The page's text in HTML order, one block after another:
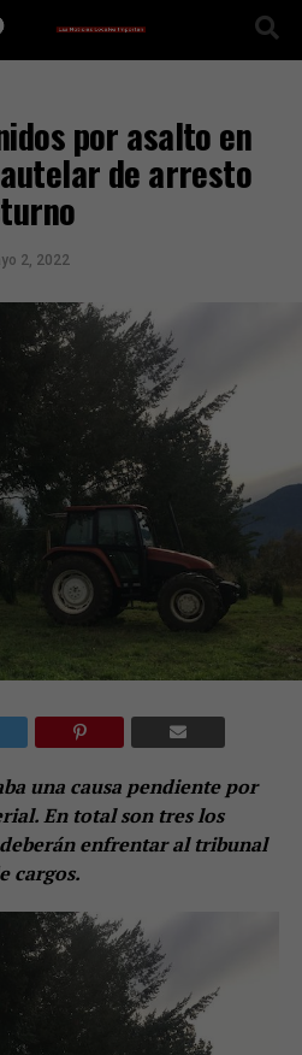
por asalto en
de arresto
2, 2022
una causa pendiente por
En total son tres los
enfrentar al tribunal
cargos.